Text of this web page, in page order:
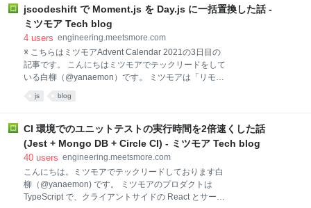
換処理をする方が筋が良いように
ビスですので、ぜひ気軽に使ってみてください！
meetsmore.com pnpmとは pnpm 公式サイトによる
と、pnpmはperformant npmを表しています。 pnpm
pnpmはnpm/yarn同じような存在です。現在（2021年
12月）、たくさんメジャーのオープンソースプロジェ
クト（vue、prisma...）は pnpmを使用しています。本
文はnpm/yarnの
jscodeshift で Moment.js を Day.js に一括置換した話 -
ミツモア Tech blog
4 users engineering.meetsmore.com
※ こちらはミツモアAdvent Calendar 2021の3日目の
記事です。 こんにちはミツモアでテックリードをして
いる白柳（@yanaemon）です。 ミツモアは「リモー
しで出た不用品を回収してもらいたい」といった生活
で探せるサービスですので、ぜひ気軽に使ってみてく
ださい！ meetsmore.com Moment.js の問題点 ミツモ
アでは、Moment.js を利用していたのですが、下記の
https://momentjs.com/docs/#/-project-status/ bigger
bundle size mutable ❗ Day.js への置換 そこで、いくつ
かのライブラリを比較し、Momen
js blog
CI 環境でのユニットテストの実行時間を2倍速くした話
(Jest + Mongo DB + Circle CI) - ミツモア Tech blog
40 users engineering.meetsmore.com
こんにちは。ミツモアでテックリードしております白
柳（@yanaemon) です。 ミツモアのプロダクトは
TypeScript で、クライアントサイドの React とサーバ